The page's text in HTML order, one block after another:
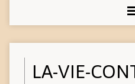
LA-VIE-